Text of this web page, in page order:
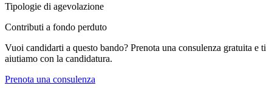
Tipologie di agevolazione
Contributi a fondo perduto
Vuoi candidarti a questo bando? Prenota una consulenza gratuita e ti
aiutiamo con la candidatura.
Prenota una consulenza